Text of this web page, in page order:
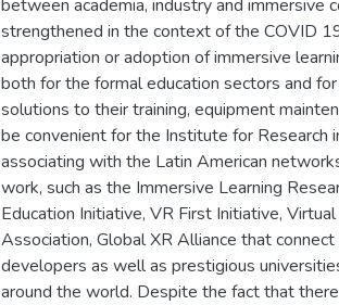
between academia, industry and immersive
strengthened in the context of the COVID
appropriation or adoption of immersive
both for the formal education sectors and
solutions to their training, equipment
be convenient for the Institute for Research
associating with the Latin American
work, such as the Immersive Learning
Education Initiative, VR First Initiative,
Association, Global XR Alliance that
developers as well as prestigious
around the world. Despite the fact that